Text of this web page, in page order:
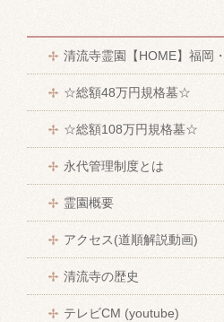
清流寺霊園【HOME】福岡
☆総額48万円規格墓☆
☆総額108万円規格墓☆
永代管理制度とは
霊園概要
アクセス(道順解説動画)
清流寺の歴史
テレビCM (youtube)